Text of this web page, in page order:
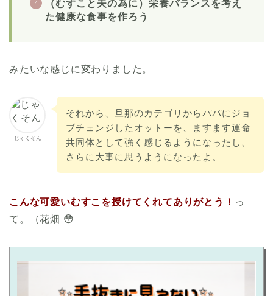
（むすこと夫の為に）栄養バランスを考え
た健康な食事を作ろう
みたいな感じに変わりました。
じゃくそん
それから、旦那のカテゴリからパパにジョ
ブチェンジしたオットーを、ますます運命
共同体として強く感じるようになったし、
さらに大事に思うようになったよ。
こんな可愛いむすこを授けてくれてありがとう！ っ
て。（花畑 😳